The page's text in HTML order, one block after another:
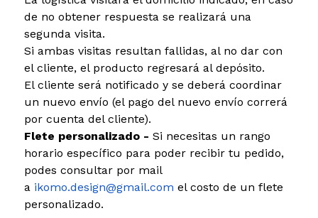
de no obtener respuesta se realizará una
segunda visita.
Si ambas visitas resultan fallidas, al no dar con
el cliente, el producto regresará al depósito.
El cliente será notificado y se deberá coordinar
un nuevo envío (el pago del nuevo envío correrá
por cuenta del cliente).
Flete personalizado - Si necesitas un rango
horario específico para poder recibir tu pedido,
podes consultar por mail
a ikomo.design@gmail.com el costo de un flete
personalizado.